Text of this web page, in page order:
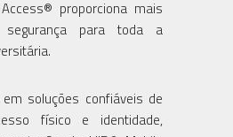
proporciona mais
segurança para toda a
soluções confiáveis de
físico e identidade,